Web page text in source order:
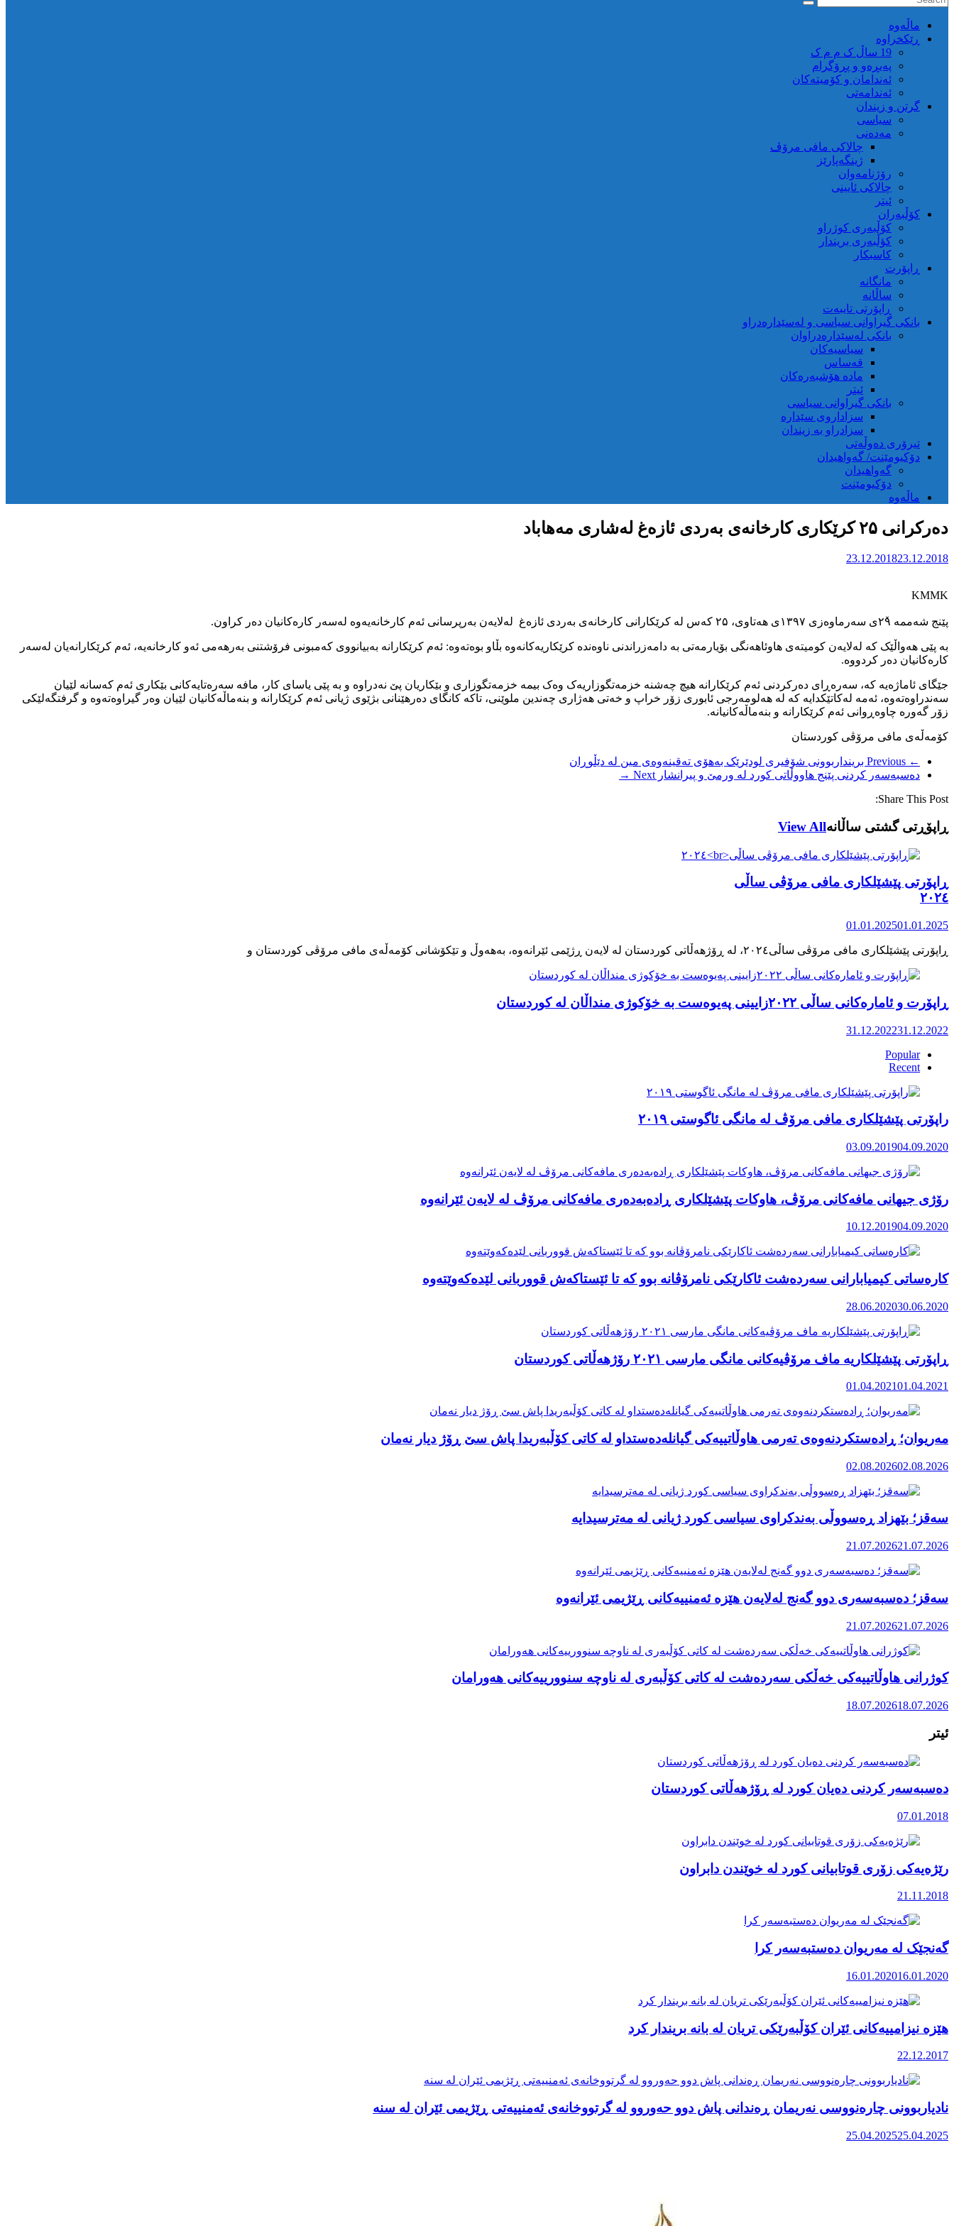
ماڵه‌وه‌
ڕێکخراوە
19 ساڵ ک م م ک
پەیڕەو و پڕۆگرام
ئەندامان و کۆمیتەکان
ئەندامەتی
گرتن و زیندان
سیاسی
مەدەنی
چالاکی مافی مرۆڤ
ژینگەپارێز
رۆژنامەوان
چالاکی ئایینی
ئیتر
کۆڵبەران
کۆڵبەری کوژراو
کؤڵبەری بریندار
کاسبکار
ڕاپۆرت
مانگانە
ساڵانە
ڕاپۆرتی تایبەت
بانکی گیراوانی سیاسی و لەسێدارەدراو
بانکی لەسێدارەدراوان
سیاسیەکان
قەساس
مادە هۆشبەرەکان
ئیتر
بانکی گیراوانی سیاسی
سزاداروی سێدارە
سزادراو بە زیندان
تیرۆری دەوڵەتی
دۆکیومێنت/ گەواهیدان
گەواهیدان
دۆکیومێنت
ماڵەوە
دەرکرانی ۲۵ کرێکاری کارخانەی بەردی ئازەغ لەشاری مەهاباد
23.12.201823.12.2018
KMMK
پێنج شەممە ۲۹ٚی سەرماوەزی ۱۳۹۷ی هەتاوی، ۲۵ کەس لە کرێکارانی کارخانەی بەردی ئازەغ لەلایەن بەرپرسانی ئەم کارخانەیەوە لەسەر کارەکانیان دەر کراون.
بە پێی هەواڵێک کە لەلایەن کومیتەی هاوئاهەنگی بۆیارمەتی بە دامەزراندنی ناوەندە کرێکاریەکانەوە بڵاو بوەتەوە: ئەم کرێکارانە بەبیانووی کەمبونی فرۆشتنی بەرهەمی ئەو کارخانەیە، ئەم کرێکارانەیان لەسەر
کارەکانیان دەر کردووە.
جێگای ئاماژەیە کە، سەرەڕای دەرکردنی ئەم کرێکارانە هیچ چەشنە خزمەتگوزاریەک وەک بیمە خزمەتگوزاری و بێکاریان پێ نەدراوە و بە پێی یاسای کار، مافە سەرەتایەکانی بێکاری ئەم کەسانە لێیان
سەندراوەتەوە، ئەمە لەکاتێکدایە کە لە هەلومەرجی ئابوری زۆر خراپ و خەتی هەژاری چەندین ملوێنی، تاکە کانگای دەرهێنانی بژێوی ژیانی ئەم کرێکارانە و بنەماڵەکانیان لێیان وەر گیراوەتەوە و گرفتگەلێکی
زۆر گەورە چاوەڕوانی ئەم کرێکارانە و بنەماڵەکانیانە.
کۆمەڵەی مافی مرۆڤی کوردستان
← Previous
برینداربوونی شۆفیری لودێرێک بەهۆی تەقینەوەی مین لە دێڵوڕان
دەسبەسەر کردنی پێنج هاووڵاتی کورد لە ورمێ و پیرانشار Next →
Share This Post:
ڕاپۆڕتی گشتی ساڵانهView All
ڕاپۆرتی پێشێلکاری مافی مرۆڤی ساڵی
٢٠٢٤
01.01.202501.01.2025
ڕاپۆرت و ئامارەکانی ساڵی ٢٠٢٢زایینی پەیوەست بە خۆکوژی منداڵان لە کوردستان
31.12.202231.12.2022
Popular
Recent
راپۆرتی پێشێلكاری مافی مرۆڤ له‌ مانگی ئاگوستی ٢٠١٩
03.09.201904.09.2020
رۆژی جیهانی مافەکانی مرۆڤ، هاوکات پێشێلکاری ڕادەبەدەری مافەکانی مرۆڤ لە لایەن ئێرانەوە
10.12.201904.09.2020
کارەساتی کیمیابارانی سەردەشت ئاکارێکی نامرۆڤانە بوو کە تا ئێستاکەش قووربانی لێدەکەوێتەوە
28.06.202030.06.2020
ڕاپۆرتی پێشێلکاریە ماف مرۆڤیەکانی مانگی مارسی ٢٠٢١ رۆژهەڵاتی کوردستان
01.04.202101.04.2021
مەریوان؛ ڕادەستکردنەوەی تەرمی هاوڵاتییەکی گیانلەدەستداو لە کاتی کۆڵبەریدا پاش سێ ڕۆژ دیار نەمان
02.08.202602.08.2026
سەقز؛ بێهزاد ڕەسووڵی بەندکراوی سیاسی کورد ژیانی لە مەترسیدایە
21.07.202621.07.2026
سەقز؛ دەسبەسەری دوو گەنج لەلایەن هێزە ئەمنییەکانی ڕێژیمی ئێرانەوە
21.07.202621.07.2026
کوژرانی هاوڵاتییەکی خەڵکی سەردەشت لە کاتی کۆڵبەری لە ناوچە سنوورییەکانی هەورامان
18.07.202618.07.2026
ئیتر
دەسبەسەر کردنی دەیان کورد لە ڕۆژهەڵاتی کوردستان
07.01.2018
رێژەیەکی زۆری قوتابیانی کورد لە خوێندن دابراون
21.11.2018
گەنجێک لە مەریوان دەستبەسەر کرا
16.01.202016.01.2020
هێزە نیزامییەکانی ئێران کۆڵبەرێکی تریان لە بانە بریندار کرد
22.12.2017
نادیاربوونی چارەنووسی نەریمان ڕەندانی پاش دوو حەوروو لە گرتووخانەی ئەمنییەتی ڕێژیمی ئێران لە سنە
25.04.202525.04.2025